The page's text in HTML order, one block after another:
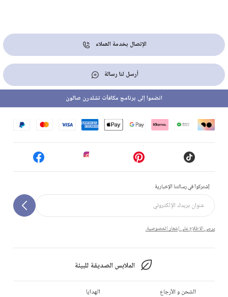
الإتصال بخدمة العملاء
أرسل لنا رسالة
إشتركوا في رسالتنا الإخبارية
يرجى الاطلاع على إشعار الخصوصية.
الملابس الصديقة للبيئة
انضموا إلى برنامج مكافآت تشلدرن صالون
الشحن و الأرجاع الهدايا